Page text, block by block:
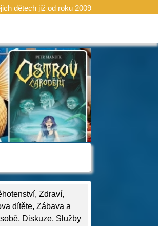
dětech již od roku 2009
, Zdraví,
dítěte, Zábava a
, Diskuze, Služby